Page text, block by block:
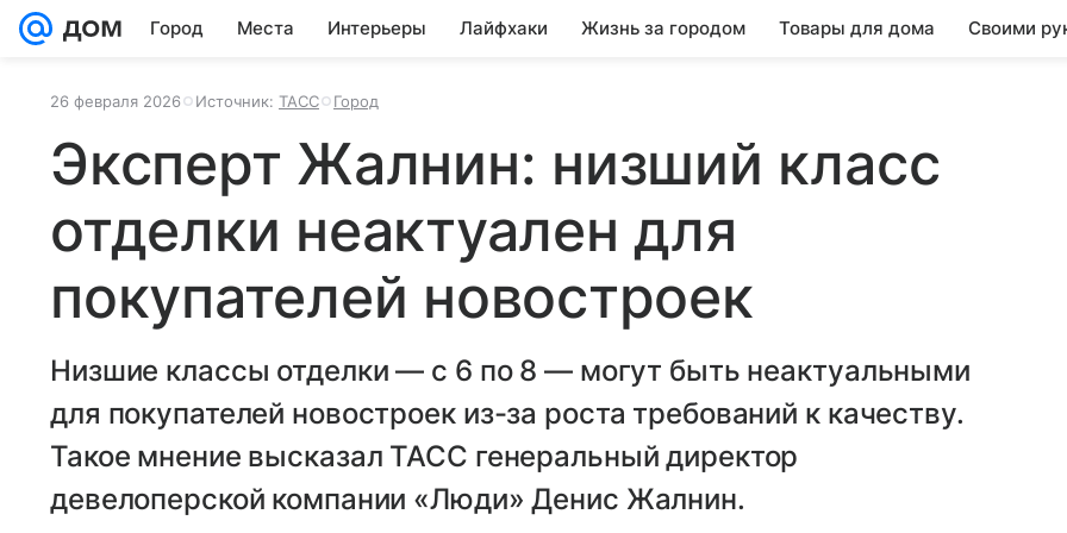
Город Места Интерьеры Лайфхаки Жизнь за городом Товары для дома Своими
26 февраля 2026 Источник: ТАСС Город
Эксперт Жалнин: низший класс
отделки неактуален для
покупателей новостроек
Низшие классы отделки — с 6 по 8 — могут быть неактуальными
для покупателей новостроек из-за роста требований к качеству.
Такое мнение высказал ТАСС генеральный директор
девелоперской компании «Люди» Денис Жалнин.